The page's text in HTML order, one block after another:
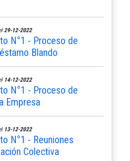
29-12-2022
N°1 - Proceso de
Blando
14-12-2022
N°1 - Proceso de
Empresa
13-12-2022
N°1 - Reuniones
Colectiva